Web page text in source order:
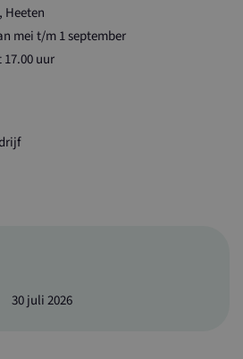
mei t/m 1 september
uur
30 juli 2026